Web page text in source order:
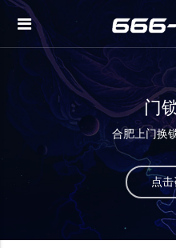
门
合肥上门换
点击